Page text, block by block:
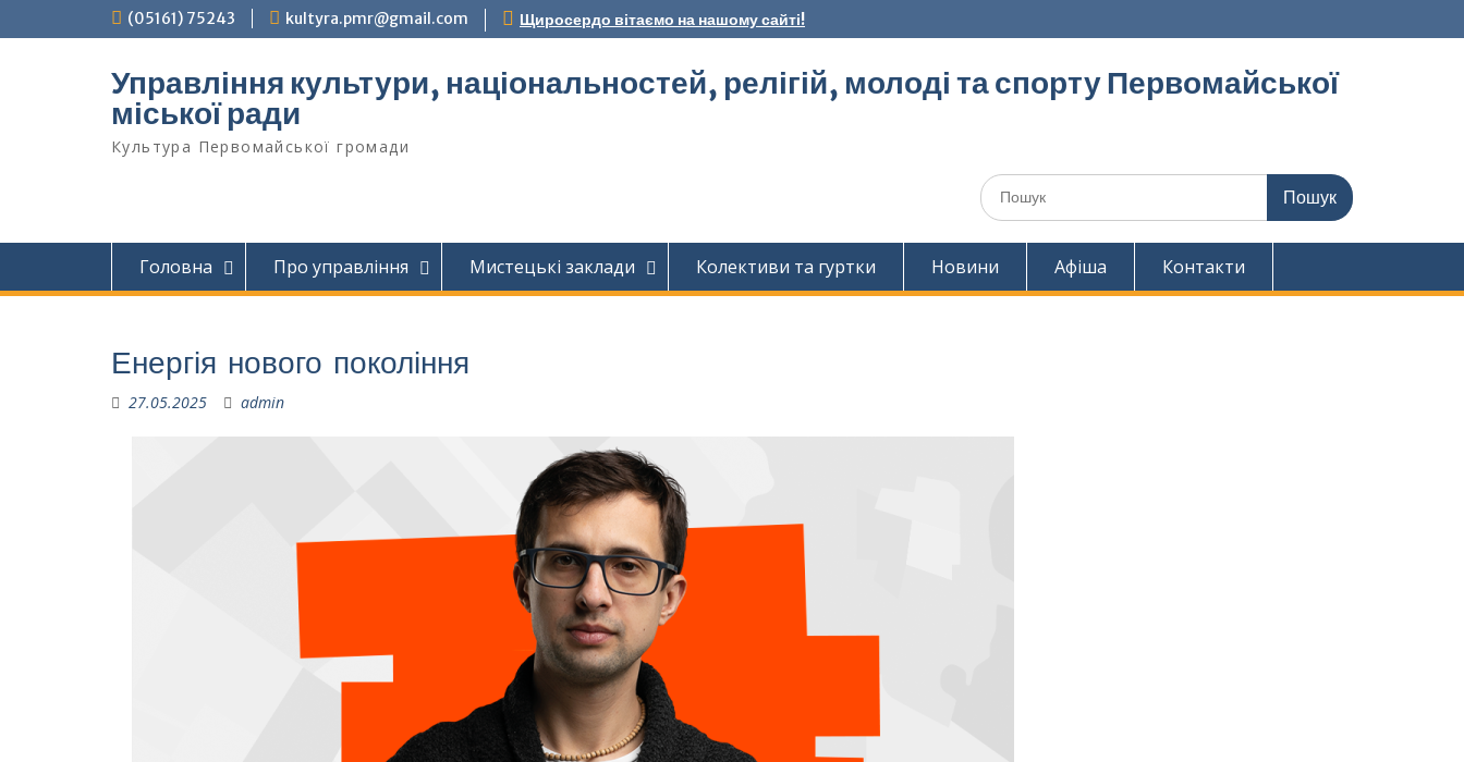
до
(05161) 75243 kultyra.pmr@gmail.com Щиросердо вітаємо на нашому сайті!
Управління культури, національностей, релігій, молоді та спорту Первомайської
міської ради
Культура Первомайcької громади
Шукати:
Головна Про управління Мистецькі заклади Колективи та гуртки Новини Афіша Контакти
Енергія нового покоління
27.05.2025 admin